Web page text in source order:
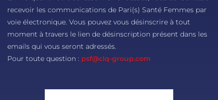
recevoir les communications de Pari(s) Santé Femmes par
voie électronique. Vous pouvez vous désinscrire à tout
moment à travers le lien de désinscription présent dans les
emails qui vous seront adressés.
Pour toute question : psf@clq-group.com